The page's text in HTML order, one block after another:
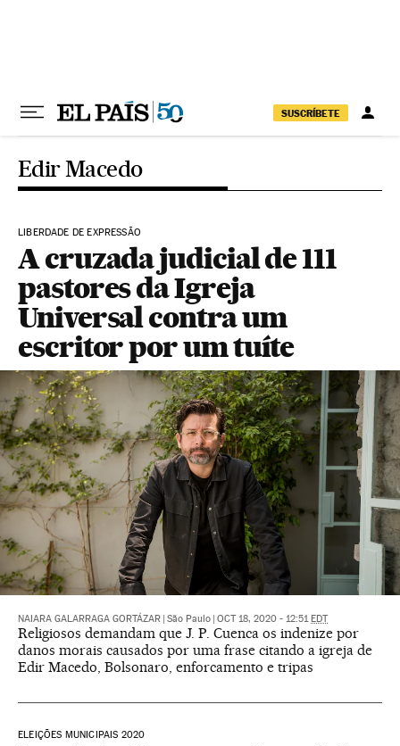
SUSCRÍBETE
Edir Macedo
LIBERDADE DE EXPRESSÃO
A cruzada judicial de 111
pastores da Igreja
Universal contra um
escritor por um tuíte
NAIARA GALARRAGA GORTÁZAR São Paulo OCT 18, 2020 - 12:51 EDT
Religiosos demandam que J. P. Cuenca os indenize por
danos morais causados por uma frase citando a igreja de
Edir Macedo, Bolsonaro, enforcamento e tripas
ELEIÇÕES MUNICIPAIS 2020